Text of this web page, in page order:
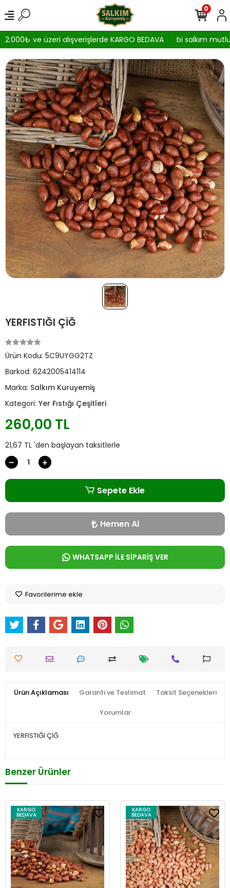
ve üzeri alışverişlerde KARGO BEDAVA bi salkım
0
YERFISTIĞI ÇİĞ
Ürün Kodu: 5C9UYGG2TZ
Barkod: 6242005414114
Marka: Salkım Kuruyemiş
Kategori: Yer Fıstığı Çeşitleri
260,00 TL
21,67 TL 'den başlayan taksitlerle
Sepete Ekle
Hemen Al
WHATSAPP İLE SİPARİŞ VER
Favorilerime ekle
Ürün Açıklaması Garanti ve Teslimat Taksit Seçenekleri
Yorumlar
YERFISTIĞI ÇİĞ
Benzer Ürünler
KARGO
BEDAVA
KARGO
BEDAVA